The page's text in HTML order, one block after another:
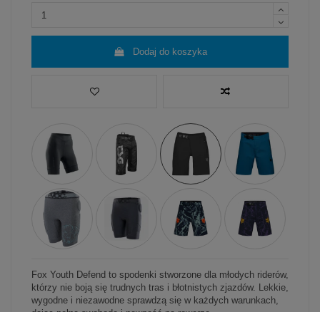
Dodaj do koszyka
Fox Youth Defend to spodenki stworzone dla młodych riderów,
którzy nie boją się trudnych tras i błotnistych zjazdów. Lekkie,
wygodne i niezawodne sprawdzą się w każdych warunkach,